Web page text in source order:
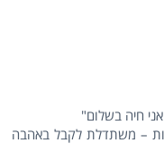
חיה בשלום"
– משתדלת לקבל באהבה